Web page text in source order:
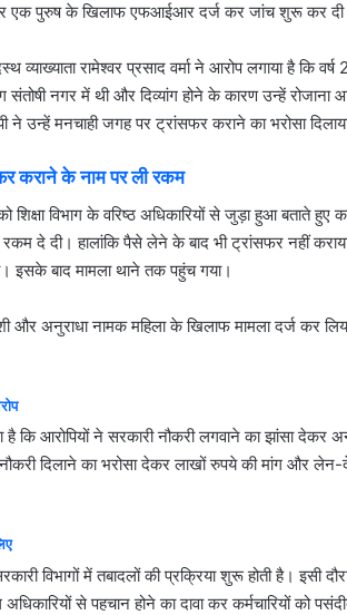
एक पुरुष के खिलाफ एफआईआर दर्ज कर जांच शुरू कर दी
व्याख्याता रामेश्वर प्रसाद वर्मा ने आरोप लगाया है कि
संतोषी नगर में थी और दिव्यांग होने के कारण उन्हें
ने उन्हें मनचाही जगह पर ट्रांसफर कराने का भरोसा
कराने के नाम पर ली रकम
विभाग के वरिष्ठ अधिकारियों से जुड़ा हुआ बताते
दे दी। हालांकि पैसे लेने के बाद भी ट्रांसफर नहीं
इसके बाद मामला थाने तक पहुंच गया।
और अनुराधा नामक महिला के खिलाफ मामला दर्ज कर
कि आरोपियों ने सरकारी नौकरी लगवाने का झांसा
दिलाने का भरोसा देकर लाखों रुपये की मांग और
विभागों में तबादलों की प्रक्रिया शुरू होती है।
से पहचान होने का दावा कर कर्मचारियों को